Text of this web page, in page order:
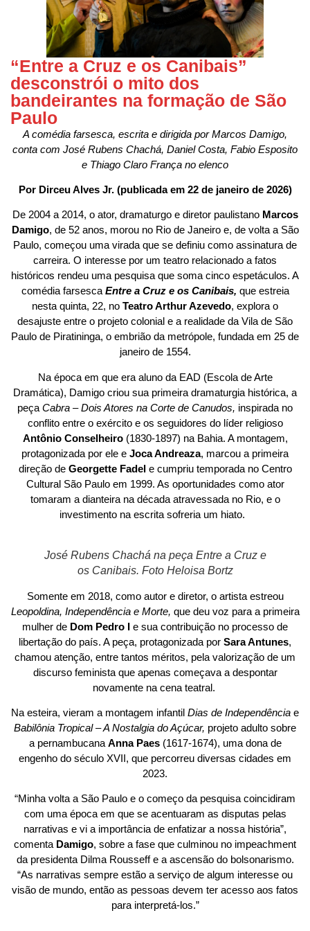
“Entre a Cruz e os Canibais”
desconstrói o mito dos
bandeirantes na formação de São
Paulo
A comédia farsesca, escrita e dirigida por Marcos Damigo,
conta com José Rubens Chachá, Daniel Costa, Fabio Esposito
e Thiago Claro França no elenco
Por Dirceu Alves Jr. (publicada em 22 de janeiro de 2026)
De 2004 a 2014, o ator, dramaturgo e diretor paulistano Marcos
Damigo, de 52 anos, morou no Rio de Janeiro e, de volta a São
Paulo, começou uma virada que se definiu como assinatura de
carreira. O interesse por um teatro relacionado a fatos
históricos rendeu uma pesquisa que soma cinco espetáculos. A
comédia farsesca Entre a Cruz e os Canibais, que estreia
nesta quinta, 22, no Teatro Arthur Azevedo, explora o
desajuste entre o projeto colonial e a realidade da Vila de São
Paulo de Piratininga, o embrião da metrópole, fundada em 25 de
janeiro de 1554.
Na época em que era aluno da EAD (Escola de Arte
Dramática), Damigo criou sua primeira dramaturgia histórica, a
peça Cabra – Dois Atores na Corte de Canudos, inspirada no
conflito entre o exército e os seguidores do líder religioso
Antônio Conselheiro(1830-1897) na Bahia. A montagem,
protagonizada por ele e Joca Andreaza, marcou a primeira
direção de Georgette Fadel e cumpriu temporada no Centro
Cultural São Paulo em 1999. As oportunidades como ator
tomaram a dianteira na década atravessada no Rio, e o
investimento na escrita sofreria um hiato.
José Rubens Chachá na peça Entre a Cruz e
os Canibais. Foto Heloisa Bortz
Somente em 2018, como autor e diretor, o artista estreou
Leopoldina, Independência e Morte, que deu voz para a primeira
mulher de Dom Pedro I e sua contribuição no processo de
libertação do país. A peça, protagonizada por Sara Antunes,
chamou atenção, entre tantos méritos, pela valorização de um
discurso feminista que apenas começava a despontar
novamente na cena teatral.
Na esteira, vieram a montagem infantil Dias de Independência e
Babilônia Tropical – A Nostalgia do Açúcar, projeto adulto sobre
a pernambucana Anna Paes (1617-1674), uma dona de
engenho do século XVII, que percorreu diversas cidades em
2023.
“Minha volta a São Paulo e o começo da pesquisa coincidiram
com uma época em que se acentuaram as disputas pelas
narrativas e vi a importância de enfatizar a nossa história”,
comenta Damigo, sobre a fase que culminou no impeachment
da presidenta Dilma Rousseff e a ascensão do bolsonarismo.
“As narrativas sempre estão a serviço de algum interesse ou
visão de mundo, então as pessoas devem ter acesso aos fatos
para interpretá-los.”